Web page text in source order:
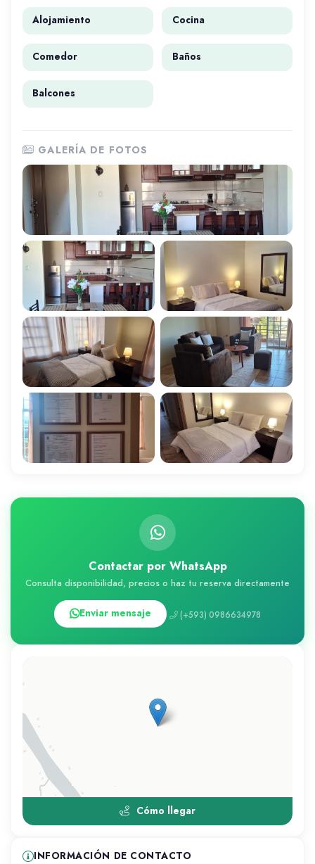
Alojamiento Cocina
Comedor Baños
Balcones
GALERÍA DE FOTOS
Contactar por WhatsApp
Consulta disponibilidad, precios o haz tu reserva directamente
Enviar mensaje (+593) 0986634978
Cómo llegar
INFORMACIÓN DE CONTACTO